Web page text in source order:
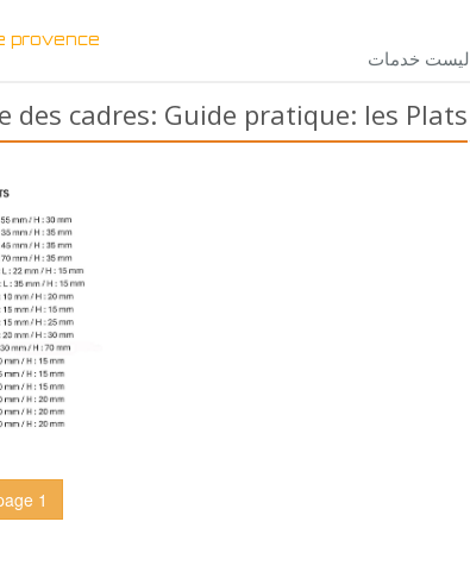
provence
ليست خدمات
des cadres: Guide pratique: les Plats
1